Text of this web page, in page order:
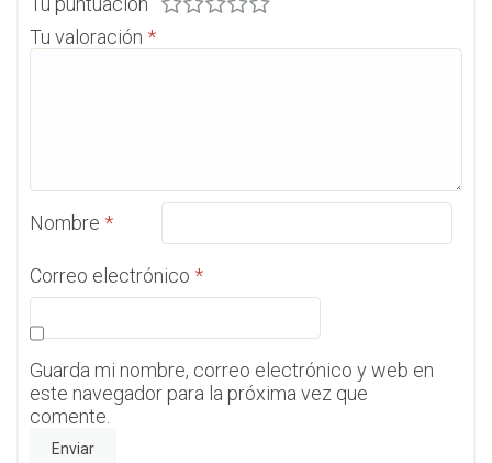
Tu valoración *
Nombre *
Correo electrónico *
Guarda mi nombre, correo electrónico y web en
este navegador para la próxima vez que
comente.